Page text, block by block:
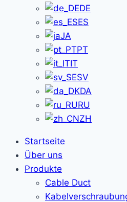
DE
ES
JA
PT
IT
SV
DA
RU
ZH
Startseite
Über uns
Produkte
Cable Duct